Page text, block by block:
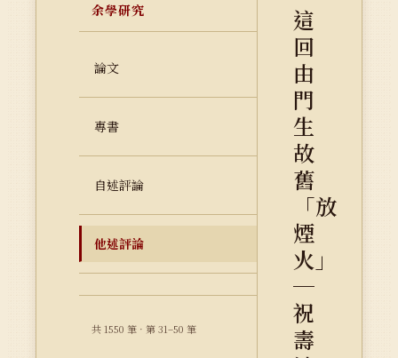
余學研究
論文
專書
自述評論
他述評論
共 1550 筆 · 第 31–50 筆
這
回
由
門
生
故
舊
「放
煙
火」
─
祝
壽